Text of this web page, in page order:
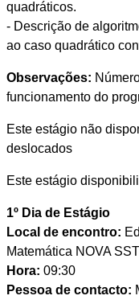
quadráticos.
- Descrição de
ao caso quadrático
Observações:
funcionamento do
Este estágio não
deslocados
Este estágio
1º Dia de Estágio
Local de encontro:
Matemática NOVA
Hora: 09:30
Pessoa de contacto: